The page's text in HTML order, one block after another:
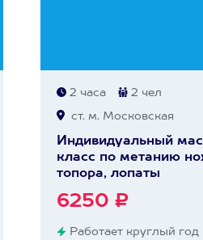
2 часа 2 чел
ст. м. Московская
Индивидуальный
класс по метанию
топора, лопаты
6250 ₽
Работает круглый год